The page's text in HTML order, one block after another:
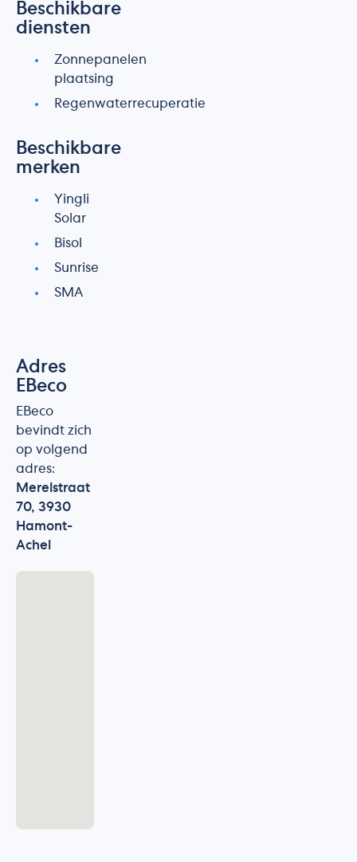
Beschikbare
diensten
Zonnepanelen
plaatsing
Regenwaterrecuperatie
Beschikbare
merken
Yingli
Solar
Bisol
Sunrise
SMA
Adres
EBeco
EBeco
bevindt zich
op volgend
adres:
Merelstraat
70, 3930
Hamont-
Achel